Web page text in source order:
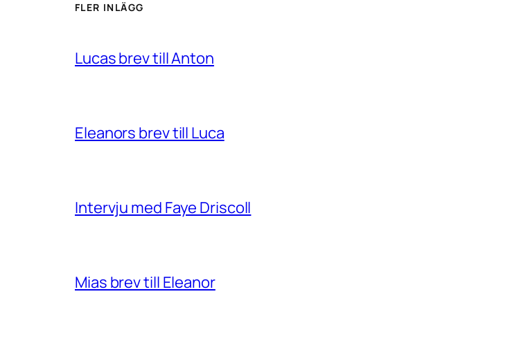
FLER INLÄGG
Lucas brev till Anton
Eleanors brev till Luca
Intervju med Faye Driscoll
Mias brev till Eleanor